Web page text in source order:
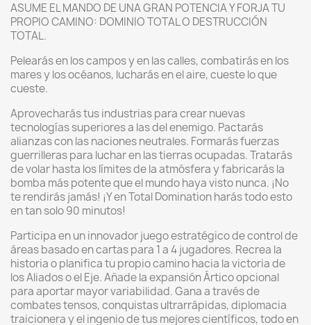
ASUME EL MANDO DE UNA GRAN POTENCIA Y FORJA TU
PROPIO CAMINO: DOMINIO TOTAL O DESTRUCCIÓN
TOTAL.
Pelearás en los campos y en las calles, combatirás en los
mares y los océanos, lucharás en el aire, cueste lo que
cueste.
Aprovecharás tus industrias para crear nuevas
tecnologías superiores a las del enemigo. Pactarás
alianzas con las naciones neutrales. Formarás fuerzas
guerrilleras para luchar en las tierras ocupadas. Tratarás
de volar hasta los límites de la atmósfera y fabricarás la
bomba más potente que el mundo haya visto nunca. ¡No
te rendirás jamás! ¡Y en Total Domination harás todo esto
en tan solo 90 minutos!
Participa en un innovador juego estratégico de control de
áreas basado en cartas para 1 a 4 jugadores. Recrea la
historia o planifica tu propio camino hacia la victoria de
los Aliados o el Eje. Añade la expansión Ártico opcional
para aportar mayor variabilidad. Gana a través de
combates tensos, conquistas ultrarrápidas, diplomacia
traicionera y el ingenio de tus mejores científicos, todo en